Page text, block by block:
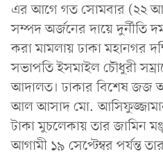
এর আগে গত সোমবার (২২
সম্পদ অর্জনের দায়ে দুর্নীতি
করা মামলায় ঢাকা মহানগর
সভাপতি ইসমাইল চৌধুরী
আদালত। ঢাকার বিশেষ জজ
আল আসাদ মো. আসিফুজ্জামান
টাকা মুচলেকায় তার জামিন
আগামী ১৯ সেপ্টেম্বর পর্যন্ত